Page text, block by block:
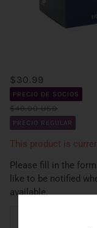
$30.99
PRECIO DE SOCIOS
$49.00 USD
PRECIO REGULAR
This product is
Please fill in the
like to be notified
available.